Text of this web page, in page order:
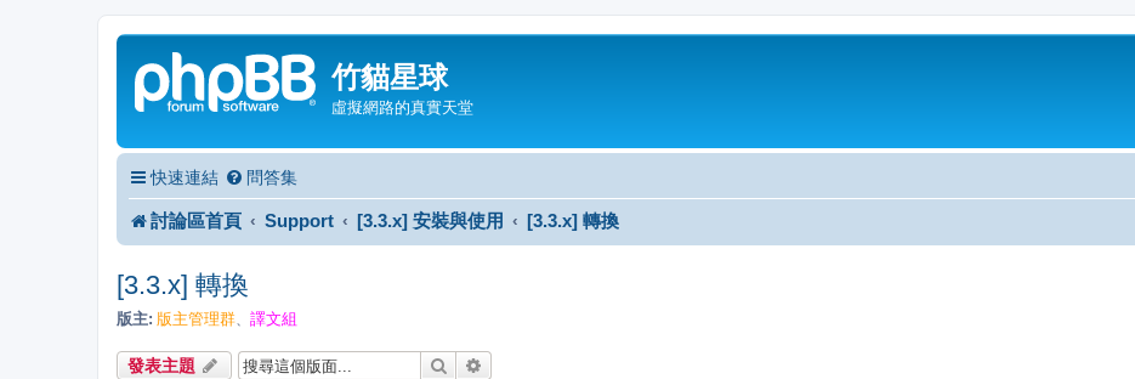
竹貓星球
虛擬網路的真實天堂
快速連結 問答集
討論區首頁 Support [3.3.x] 安裝與使用 [3.3.x] 轉換
[3.3.x] 轉換
版主: 版主管理群 譯文組
發表主題 搜尋